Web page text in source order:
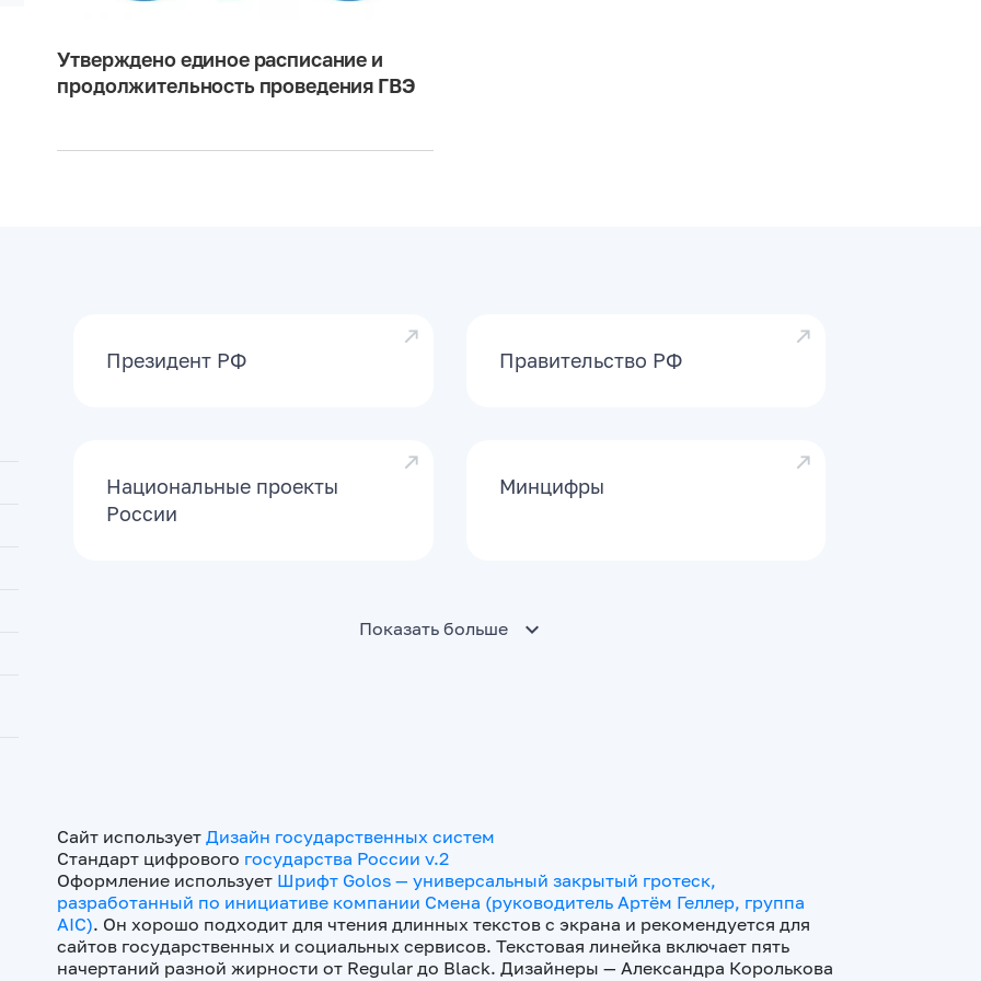
социальных сетях и
Утверждено единое расписание и
продолжительность проведения ГВЭ
Президент РФ Правительство РФ
Национальные проекты
России
Минцифры
Показать больше
Сайт используетДизайн государственных систем
Стандарт цифрового государства России v.2
Оформление использует Шрифт Golos — универсальный закрытый гротеск,
разработанный по инициативе компании Смена (руководитель Артём Геллер, группа
AIC). Он хорошо подходит для чтения длинных текстов с экрана и рекомендуется для
сайтов государственных и социальных сервисов. Текстовая линейка включает пять
начертаний разной жирности от Regular до Black. Дизайнеры — Александра Королькова